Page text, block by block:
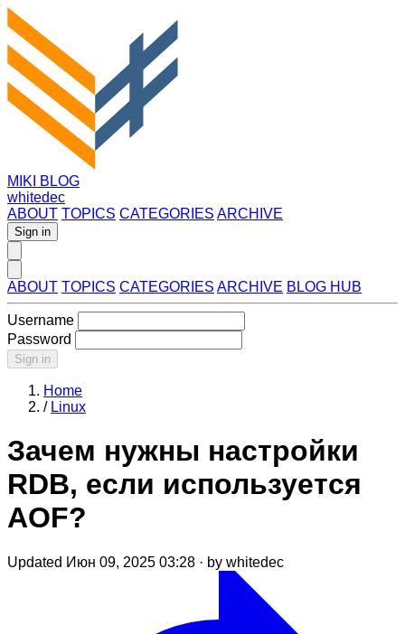
MIKI BLOG
whitedec
ABOUT TOPICS CATEGORIES ARCHIVE
Sign in
ABOUT TOPICS CATEGORIES ARCHIVE BLOG HUB
Username
Password
Sign in
Home
/ Linux
Зачем нужны настройки
RDB, если используется
AOF?
Updated Июн 09, 2025 03:28 · by whitedec